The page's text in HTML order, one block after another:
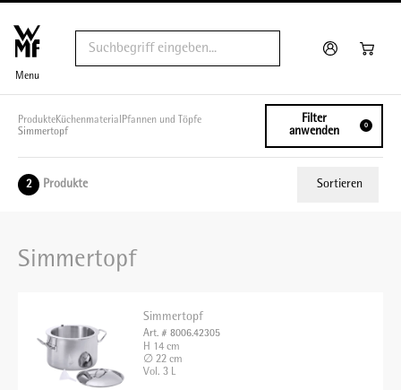
Menu
ProdukteKüchenmaterial Pfannen und Töpfe
Simmertopf
Filter
anwenden
0
2 Produkte Sortieren
Simmertopf
Simmertopf
Art. # 8006.42305
H 14 cm
∅ 22 cm
Vol. 3 L